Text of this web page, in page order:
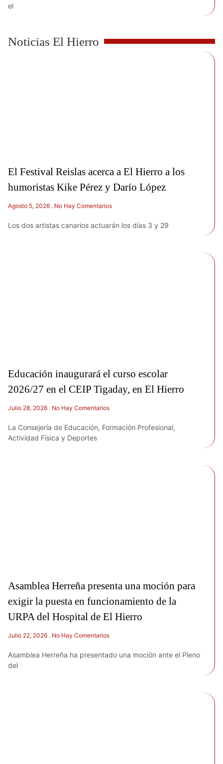
el
Noticias El Hierro
El Festival Reislas acerca a El Hierro a los
humoristas Kike Pérez y Darío López
Agosto 5, 2026 No Hay Comentarios
Los dos artistas canarios actuarán los días 3 y 29
Educación inaugurará el curso escolar
2026/27 en el CEIP Tigaday, en El Hierro
Julio 28, 2026 No Hay Comentarios
La Consejería de Educación, Formación Profesional,
Actividad Física y Deportes
Asamblea Herreña presenta una moción para
exigir la puesta en funcionamiento de la
URPA del Hospital de El Hierro
Julio 22, 2026 No Hay Comentarios
Asamblea Herreña ha presentado una moción ante el Pleno
del